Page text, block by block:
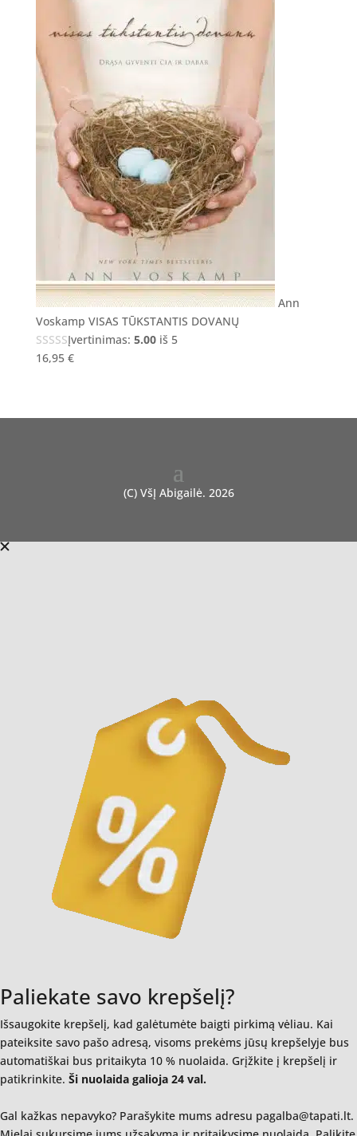
Ann
Voskamp VISAS TŪKSTANTIS DOVANŲ
Įvertinimas: 5.00iš 5
16,95 €
(C) VšĮ Abigailė. 2026
Paliekate savo krepšelį?
Išsaugokite krepšelį, kad galėtumėte baigti pirkimą vėliau. Kai
pateiksite savo pašo adresą, visoms prekėms jūsų krepšelyje bus
automatiškai bus pritaikyta 10 % nuolaida. Grįžkite į krepšelį ir
patikrinkite. Ši nuolaida galioja 24 val.
Gal kažkas nepavyko? Parašykite mums adresu pagalba@tapati.lt.